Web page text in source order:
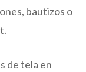
bautizos o
de tela en